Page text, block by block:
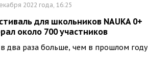
2022 года, 16:25
для школьников NAUKA 0+
около 700 участников
два раза больше, чем в прошлом году